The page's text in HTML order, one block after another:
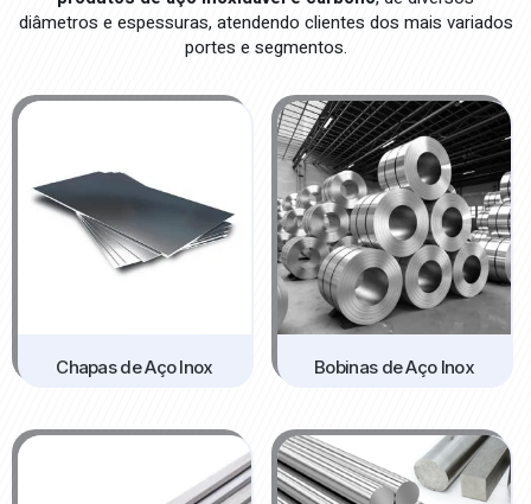
diâmetros e espessuras, atendendo clientes dos mais variados
portes e segmentos.
Chapas de Aço Inox Bobinas de Aço Inox